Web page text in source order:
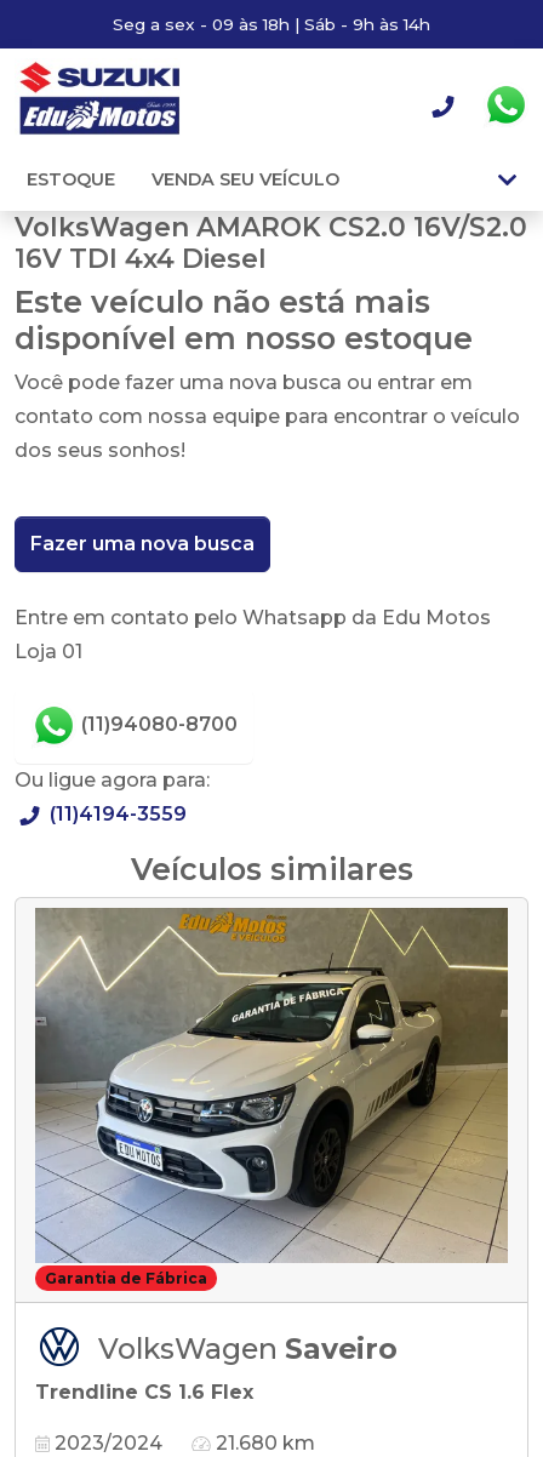
Seg a sex - 09 às 18h | Sáb - 9h às 14h
ESTOQUE VENDA SEU VEÍCULO
VolksWagen AMAROK CS2.0 16V/S2.0
16V TDI 4x4 Diesel
Este veículo não está mais
disponível em nosso estoque
Você pode fazer uma nova busca ou entrar em
contato com nossa equipe para encontrar o veículo
dos seus sonhos!
Fazer uma nova busca
Entre em contato pelo Whatsapp da Edu Motos
Loja 01
(11)94080-8700
Ou ligue agora para:
(11)4194-3559
Veículos similares
Garantia de Fábrica
VolksWagen Saveiro
Trendline CS 1.6 Flex
2023/2024 21.680 km